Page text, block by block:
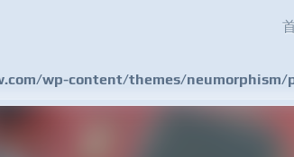
wp-content/themes/